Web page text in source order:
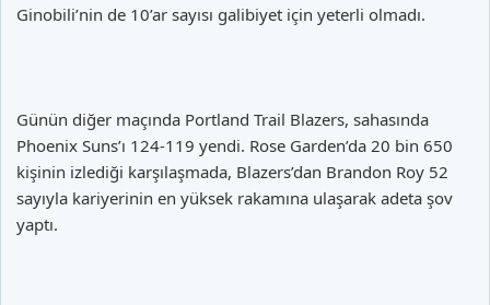
Ginobili’nin de 10’ar sayısı galibiyet için yeterli olmadı.
Günün diğer maçında Portland Trail Blazers, sahasında
Phoenix Suns’ı 124-119 yendi. Rose Garden’da 20 bin 650
kişinin izlediği karşılaşmada, Blazers’dan Brandon Roy 52
sayıyla kariyerinin en yüksek rakamına ulaşarak adeta şov
yaptı.